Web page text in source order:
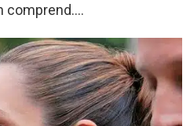
comprend….